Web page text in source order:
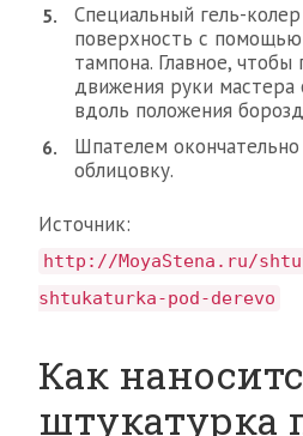
Специальный гель-
поверхность с помощью
тампона. Главное, чтобы
движения руки мастера
вдоль положения
Шпателем
облицовку.
Источник:
http://MoyaStena.ru/
shtukaturka-pod-derevo
Как
штукатурка